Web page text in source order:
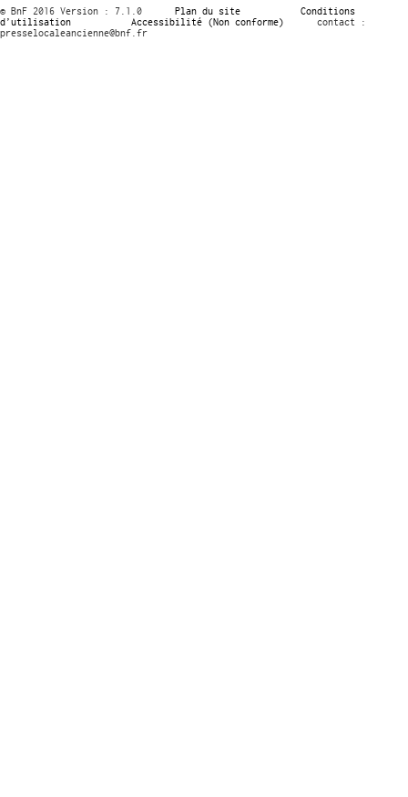
© BnF 2016 Version : 7.1.0 Plan du site
Conditions
d’utilisation
Accessibilité (Non conforme)
contact :
presselocaleancienne@bnf.fr